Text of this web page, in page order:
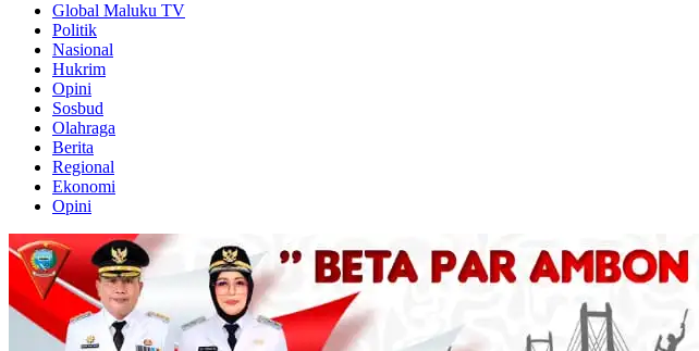
Global Maluku TV
Politik
Nasional
Hukrim
Opini
Sosbud
Olahraga
Berita
Regional
Ekonomi
Opini